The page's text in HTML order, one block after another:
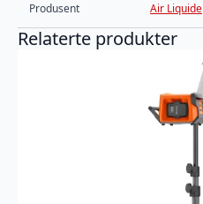
Produsent Air Liquide
Relaterte produkter